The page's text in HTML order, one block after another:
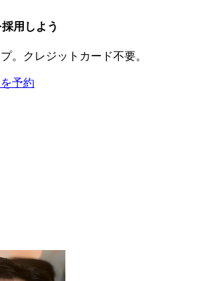
用しよう
。クレジットカード不要。
予約